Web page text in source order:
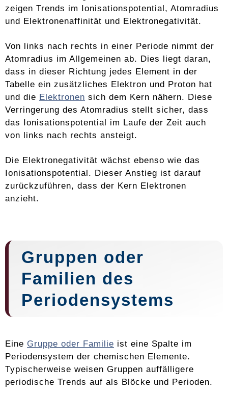
zeigen Trends im Ionisationspotential, Atomradius
und Elektronenaffinität und Elektronegativität.
Von links nach rechts in einer Periode nimmt der
Atomradius im Allgemeinen ab. Dies liegt daran,
dass in dieser Richtung jedes Element in der
Tabelle ein zusätzliches Elektron und Proton hat
und die Elektronen sich dem Kern nähern. Diese
Verringerung des Atomradius stellt sicher, dass
das Ionisationspotential im Laufe der Zeit auch
von links nach rechts ansteigt.
Die Elektronegativität wächst ebenso wie das
Ionisationspotential. Dieser Anstieg ist darauf
zurückzuführen, dass der Kern Elektronen
anzieht.
Gruppen oder
Familien des
Periodensystems
Eine Gruppe oder Familie ist eine Spalte im
Periodensystem der chemischen Elemente.
Typischerweise weisen Gruppen auffälligere
periodische Trends auf als Blöcke und Perioden.